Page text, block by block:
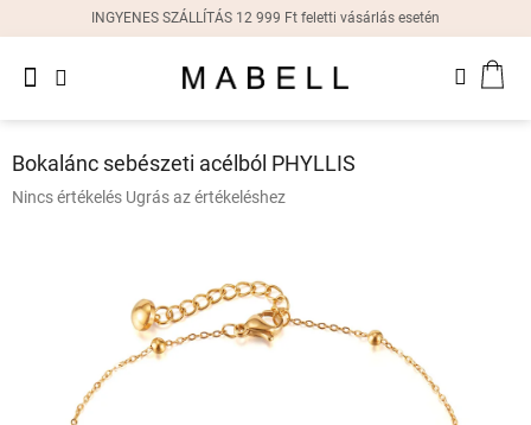
tartalomhoz
INGYENES SZÁLLÍTÁS 12 999 Ft feletti vásárlás esetén
Női
fülbevalók
nyakláncok
Bokalánc sebészeti acélból PHYLLIS
A
Nincs értékelés Ugrás az értékeléshez